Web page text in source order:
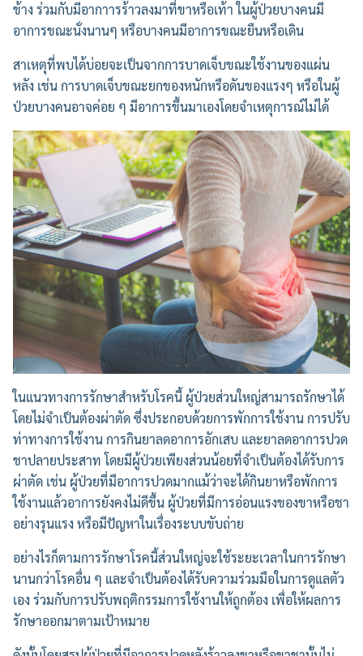
ข้าง ร่วมกับมีอากาารร้าวลงมาที่ขาหรือเท้า ในผู้ป่วยบางคนมี
อาการขณะนั่งนานๆ หรือบางคนมีอาการขณะยืนหรือเดิน
สาเหตุที่พบได้บ่อยจะเป็นจากการบาดเจ็บขณะใช้งานของแผ่น
หลัง เช่น การบาดเจ็บขณะยกของหนักหรือดันของแรงๆ หรือในผู้
ป่วยบางคนอาจค่อย ๆ มีอาการขึ้นมาเองโดยจำเหตุการณ์ไม่ได้
ในแนวทางการรักษาสำหรับโรคนี้ ผู้ป่วยส่วนใหญ่สามารถรักษาได้
โดยไม่จำเป็นต้องผ่าตัด ซึ่งประกอบด้วยการพักการใช้งาน การปรับ
ท่าทางการใช้งาน การกินยาลดอาการอักเสบ และยาลดอาการปวด
ชาปลายประสาท โดยมีผู้ป่วยเพียงส่วนน้อยที่จำเป็นต้องได้รับการ
ผ่าตัด เช่น ผู้ป่วยที่มีอาการปวดมากแม้ว่าจะได้กินยาหรือพักการ
ใช้งานแล้วอาการยังคงไม่ดีขึ้น ผู้ป่วยที่มีการอ่อนแรงของขาหรือชา
อย่างรุนแรง หรือมีปัญหาในเรื่องระบบขับถ่าย
อย่างไรก็ตามการรักษาโรคนี้ส่วนใหญ่จะใช้ระยะเวลาในการรักษา
นานกว่าโรคอื่น ๆ และจำเป็นต้องได้รับความร่วมมือในการดูแลตัว
เอง ร่วมกับการปรับพฤติกรรมการใช้งานให้ถูกต้อง เพื่อให้ผลการ
รักษาออกมาตามเป้าหมาย